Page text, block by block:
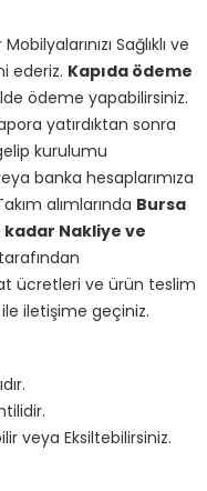
Sağlıklı ve
ederiz. Kapıda ödeme
ödeme yapabilirsiniz.
yatırdıktan sonra
kurulumu
banka hesaplarımıza
alımlarında Bursa
Nakliye ve
ücretleri ve ürün teslim
iletişime geçiniz.
veya Eksiltebilirsiniz.